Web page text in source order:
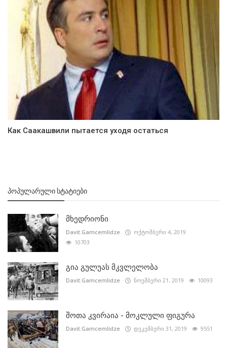
Как Саакашвили пытается уходя остаться
ᲞᲝᲞᲣᲚᲐᲠᲣᲚᲘ ᲡᲢᲐᲢᲘᲔᲑᲘ
მხედრიონი
Davit.Gamcemlidze
ოქტომბერი 4, 2019
10703
გია გულუას მკვლელობა
Davit.Gamcemlidze ნოემბერი 21, 2019 10093
შოთა კვირაია - მოკლული ფიგურა
Davit.Gamcemlidze დეკემბერი 31, 2019 9551